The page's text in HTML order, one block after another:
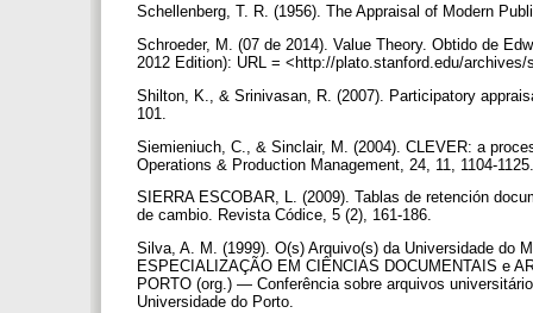
Schellenberg, T. R. (1956). The Appraisal of Modern
Schroeder, M. (07 de 2014). Value Theory. Obtido de
2012 Edition): URL = <http://plato.stanford.edu/
Shilton, K., & Srinivasan, R. (2007). Participatory
101.
Siemieniuch, C., & Sinclair, M. (2004). CLEVER: a
Operations & Production Management, 24, 11, 1104-
SIERRA ESCOBAR, L. (2009). Tablas de retención
de cambio. Revista Códice, 5 (2), 161-186.
Silva, A. M. (1999). O(s) Arquivo(s) da Universidade do
ESPECIALIZAÇÃO EM CIÊNCIAS DOCUMENTAIS e
PORTO (org.) — Conferência sobre arquivos
Universidade do Porto.